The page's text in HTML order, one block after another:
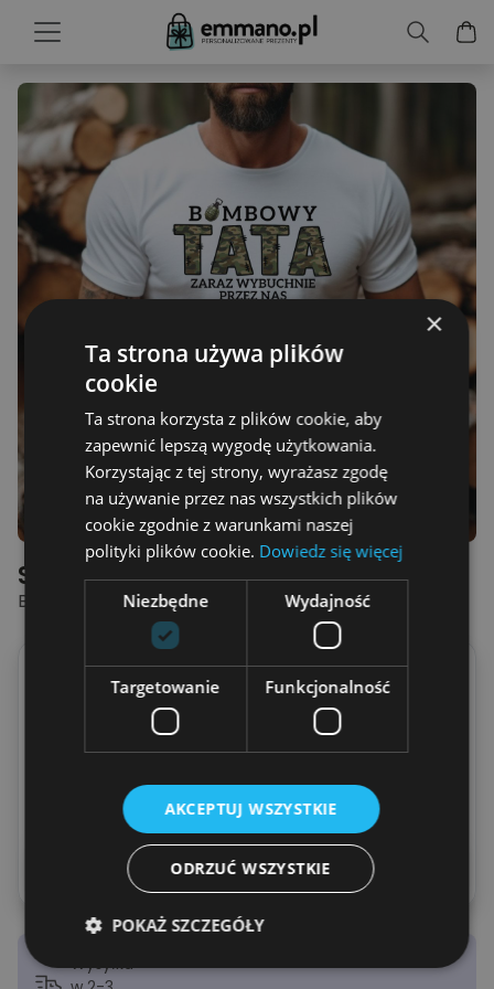
Spersonalizowana Koszulka
BOMBOWY TATA - KOSZULKA
Ile dzieci na koszulce?
3 Dzieci
4 Dzieci 5 Dzieci
Podglądnij swoją koszulkę
Wysyłka
×
Ta strona używa plików
cookie
Ta strona korzysta z plików cookie, aby
zapewnić lepszą wygodę użytkowania.
Korzystając z tej strony, wyrażasz zgodę
na używanie przez nas wszystkich plików
cookie zgodnie z warunkami naszej
polityki plików cookie. Dowiedz się więcej
Niezbędne Wydajność
Targetowanie Funkcjonalność
AKCEPTUJ WSZYSTKIE
ODRZUĆ WSZYSTKIE
POKAŻ SZCZEGÓŁY